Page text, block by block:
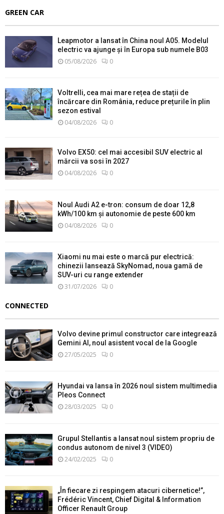
GREEN CAR
Leapmotor a lansat în China noul A05. Modelul
electric va ajunge și în Europa sub numele B03
05/08/2026 0
Voltrelli, cea mai mare rețea de stații de
încărcare din România, reduce prețurile în plin
sezon estival
04/08/2026 0
Volvo EX50: cel mai accesibil SUV electric al
mărcii va sosi în 2027
04/08/2026 0
Noul Audi A2 e-tron: consum de doar 12,8
kWh/100 km și autonomie de peste 600 km
04/08/2026 0
Xiaomi nu mai este o marcă pur electrică:
chinezii lansează SkyNomad, noua gamă de
SUV-uri cu range extender
31/07/2026 0
CONNECTED
Volvo devine primul constructor care integrează
Gemini AI, noul asistent vocal de la Google
27/05/2025 0
Hyundai va lansa în 2026 noul sistem multimedia
Pleos Connect
28/03/2025 0
Grupul Stellantis a lansat noul sistem propriu de
condus autonom de nivel 3 (VIDEO)
24/02/2025 0
„În fiecare zi respingem atacuri cibernetice!”,
Frédéric Vincent, Chief Digital & Information
Officer Renault Group